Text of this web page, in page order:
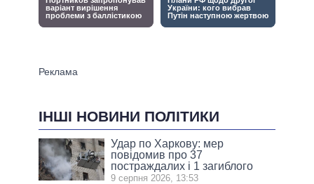
ІНШІ НОВИНИ ПОЛІТИКИ
Удар по Харкову: мер
повідомив про 37
постраждалих і 1 загиблого
9 серпня 2026, 13:53